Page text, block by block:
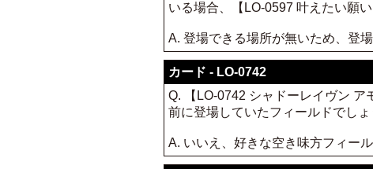
いる場合、【LO-0597 叶えたい願
A. 登場できる場所が無いため、登
カード - LO-0742
Q. 【LO-0742 シャドーレイヴン
前に登場していたフィールドでしょ
A. いいえ、好きな空き味方フィー